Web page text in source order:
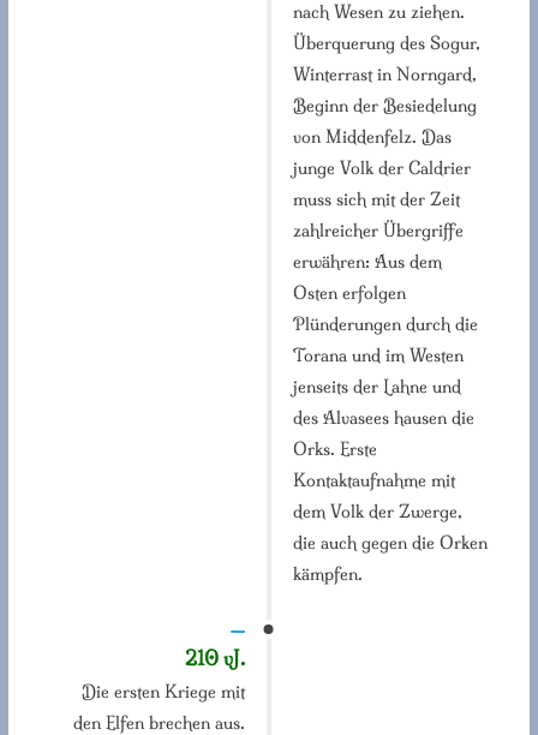
nach Wesen zu ziehen.
Überquerung des Sogur,
Winterrast in Norngard,
Beginn der Besiedelung
von Middenfelz. Das
junge Volk der Caldrier
muss sich mit der Zeit
zahlreicher Übergriffe
erwähren: Aus dem
Osten erfolgen
Plünderungen durch die
Torana und im Westen
jenseits der Lahne und
des Alvasees hausen die
Orks. Erste
Kontaktaufnahme mit
dem Volk der Zwerge,
die auch gegen die Orken
kämpfen.
—
210 vJ.
Die ersten Kriege mit
den Elfen brechen aus.